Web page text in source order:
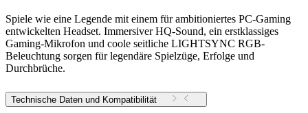
Spiele wie eine Legende mit einem für ambitioniertes PC-Gaming
entwickelten Headset. Immersiver HQ-Sound, ein erstklassiges
Gaming-Mikrofon und coole seitliche LIGHTSYNC RGB-
Beleuchtung sorgen für legendäre Spielzüge, Erfolge und
Durchbrüche.
Technische Daten und Kompatibilität